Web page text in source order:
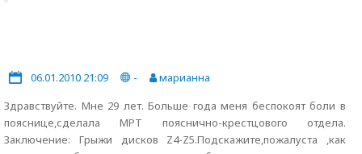
06.01.2010 21:09 -
марианна
Здравствуйте. Мне 29 лет. Больше года меня беспокоят боли в
пояснице,сделала МРТ пояснично-крестцового отдела.
Заключение: Грыжи дисков Z4-Z5.Подскажите,пожалуста ,как